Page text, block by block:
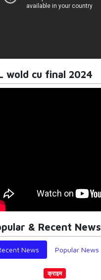
wold cu final 2024
& Recent News
News Popular News
क्राइम